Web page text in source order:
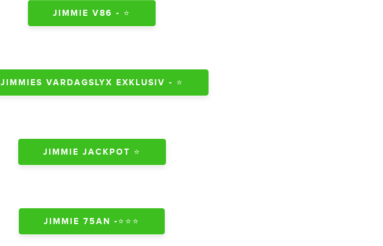
JIMMIE V86 - ⭐️
JIMMIES VARDAGSLYX EXKLUSIV - ⭐️
JIMMIE JACKPOT ⭐
JIMMIE 75AN -⭐️⭐️⭐️